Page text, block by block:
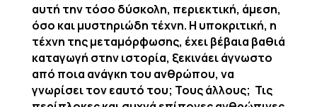
αυτή την τόσο δύσκολη, περιεκτική, άμεση,
όσο και μυστηριώδη τέχνη. Η υποκριτική, η
τέχνη της μεταμόρφωσης, έχει βέβαια βαθιά
καταγωγή στην ιστορία, ξεκινάει άγνωστο
από ποια ανάγκη του ανθρώπου, να
γνωρίσει τον εαυτό του; Τους άλλους; Τις